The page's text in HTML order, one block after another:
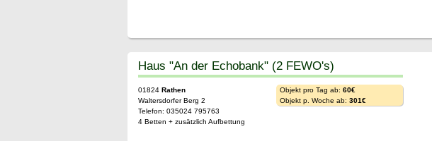
Haus "An der Echobank" (2 FEWO's)
01824 Rathen
Waltersdorfer Berg 2
Telefon: 035024 795763
4 Betten + zusätzlich Aufbettung
Objekt pro Tag ab: 60€
Objekt p. Woche ab: 301€